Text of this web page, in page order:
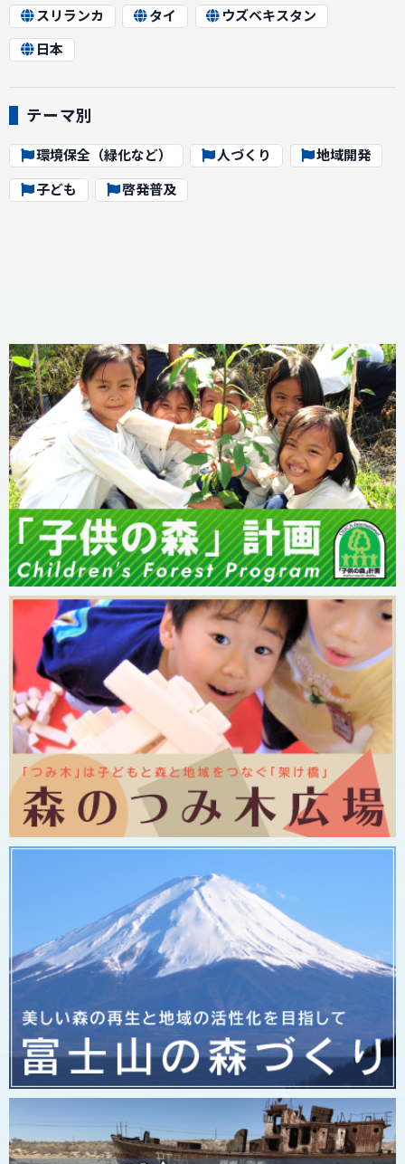
スリランカ タイ
ウズベキスタン
日本
テーマ別
環境保全（緑化など） 人づくり
地域開発
子ども
啓発普及